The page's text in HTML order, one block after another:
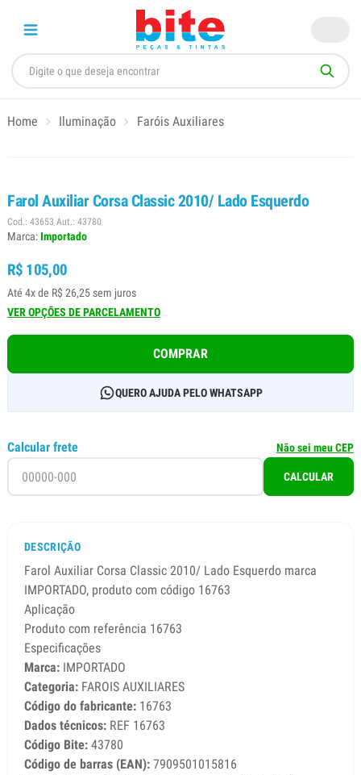
Home Iluminação Faróis Auxiliares
Farol Auxiliar Corsa Classic 2010/ Lado Esquerdo
Cod.: 43653 Aut.: 43780
Marca:Importado
R$ 105,00
Até 4x de R$ 26,25 sem juros
VER OPÇÕES DE PARCELAMENTO
COMPRAR
QUERO AJUDA PELO WHATSAPP
Calcular frete Não sei meu CEP
CALCULAR
DESCRIÇÃO
Farol Auxiliar Corsa Classic 2010/ Lado Esquerdo marca
IMPORTADO, produto com código 16763
Aplicação
Produto com referência 16763
Especificações
Marca: IMPORTADO
Categoria: FAROIS AUXILIARES
Código do fabricante: 16763
Dados técnicos: REF 16763
Código Bite: 43780
Código de barras (EAN): 7909501015816